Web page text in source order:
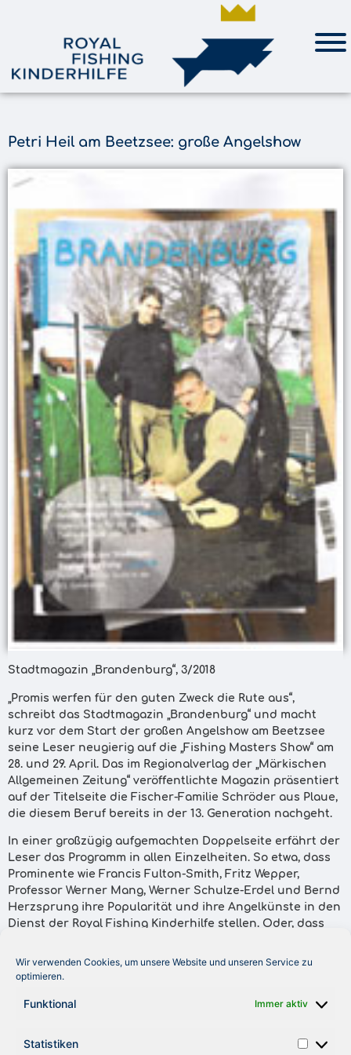
Wir verwenden Cookies, um unsere Website und unseren Service zu
optimieren.
Funktional Immer aktiv
Statistiken
Petri Heil am Beetzsee: große Angelshow
Stadtmagazin „Brandenburg“, 3/2018
„Promis werfen für den guten Zweck die Rute aus“,
schreibt das Stadtmagazin „Brandenburg“ und macht
kurz vor dem Start der großen Angelshow am Beetzsee
seine Leser neugierig auf die „Fishing Masters Show“ am
28. und 29. April. Das im Regionalverlag der „Märkischen
Allgemeinen Zeitung“ veröffentlichte Magazin präsentiert
auf der Titelseite die Fischer-Familie Schröder aus Plaue,
die diesem Beruf bereits in der 13. Generation nachgeht.
In einer großzügig aufgemachten Doppelseite erfährt der
Leser das Programm in allen Einzelheiten. So etwa, dass
Prominente wie Francis Fulton-Smith, Fritz Wepper,
Professor Werner Mang, Werner Schulze-Erdel und Bernd
Herzsprung ihre Popularität und ihre Angelkünste in den
Dienst der Royal Fishing Kinderhilfe stellen. Oder, dass
Besuchern als Experten für alle Techniken des Angels zur
Seite stehen.
Unter der Überschrift „Spaß für die ganze Familie“
der zwei Tage das Angeln probieren können.